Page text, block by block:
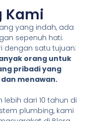
Kami
yang indah, ada
sepenuh hati.
dengan satu tujuan:
orang untuk
pribadi yang
menawan.
dari 10 tahun di
plumbing, kami